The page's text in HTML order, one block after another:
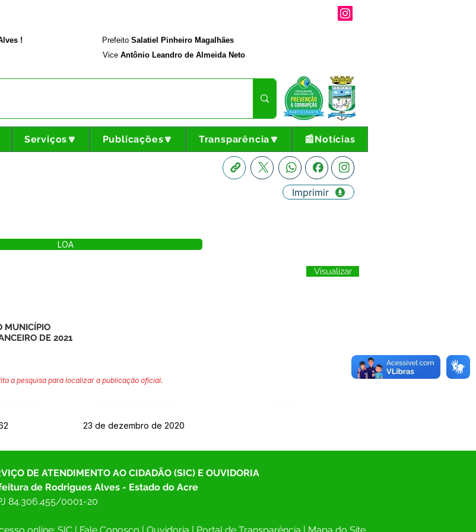
! Prefeito Salatiel Pinheiro Magalhães
Vice Antônio Leandro de Almeida Neto
Serviços🔽 Publicações🔽 Transparência🔽 📰Notícias
Imprimir
LOA
Visualizar
MUNICÍPIO
DE 2021
a pesquisa para localizar a publicação oficial.
23 de dezembro de 2020
DE ATENDIMENTO AO CIDADÃO (SIC) E OUVIDORIA
de Rodrigues Alves - Estado do Acre
84.306.455/0001-20